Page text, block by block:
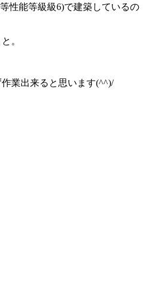
性能等級級6)で建築しているの
。
業出来ると思います(^^)/